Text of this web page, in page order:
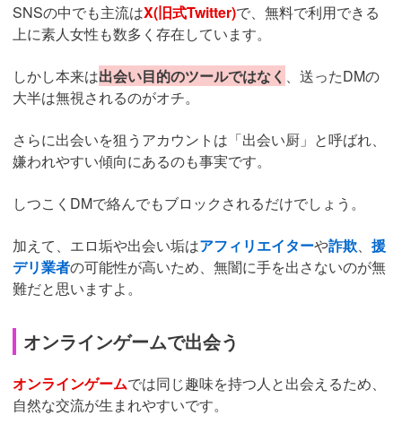
SNSの中でも主流はX(旧式Twitter)で、無料で利用できる
上に素人女性も数多く存在しています。
しかし本来は出会い目的のツールではなく
、送ったDMの
大半は無視されるのがオチ。
さらに出会いを狙うアカウントは「出会い厨」と呼ばれ、
嫌われやすい傾向にあるのも事実です。
しつこくDMで絡んでもブロックされるだけでしょう。
加えて、エロ垢や出会い垢はアフィリエイターや詐欺
援
デリ業者の可能性が高いため、無闇に手を出さないのが無
難だと思いますよ。
オンラインゲームで出会う
オンラインゲームでは同じ趣味を持つ人と出会えるため、
自然な交流が生まれやすいです。